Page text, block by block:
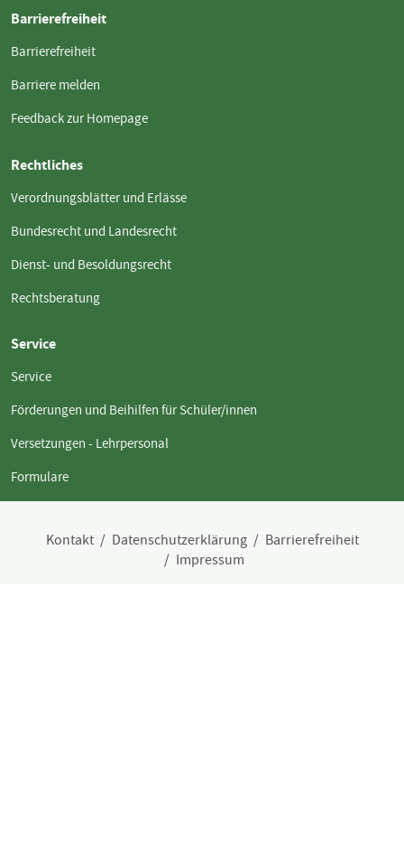
Barrierefreiheit
Barrierefreiheit
Barriere melden
Feedback zur Homepage
Rechtliches
Verordnungsblätter und Erlässe
Bundesrecht und Landesrecht
Dienst- und Besoldungsrecht
Rechtsberatung
Service
Service
Förderungen und Beihilfen für Schüler/innen
Versetzungen - Lehrpersonal
Formulare
Kontakt Datenschutzerklärung
Barrierefreiheit
Impressum